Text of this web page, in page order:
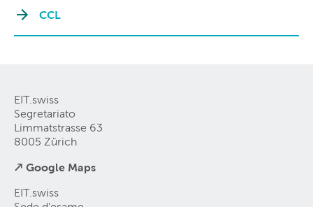
CCL
EIT.swiss
Segretariato
Limmatstrasse 63
8005 Zürich
↗ Google Maps
EIT.swiss